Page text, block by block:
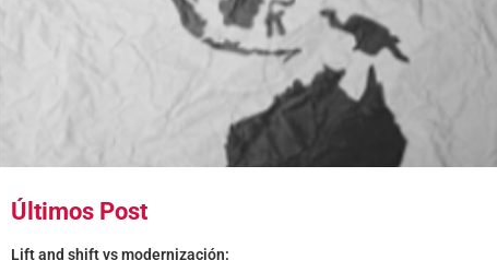
Últimos Post
Lift and shift vs modernización: